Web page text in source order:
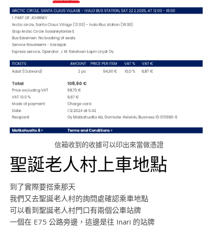
信箱收到的收據可以印出來當做憑證
聖誕老人村上車地點
到了實際要搭乘那天
我們又去聖誕老人村的詢問處確認乘車地點
可以看到聖誕老人村門口有兩個公車站牌
一個在 E75 公路旁邊，這邊是往 Inari 的站牌